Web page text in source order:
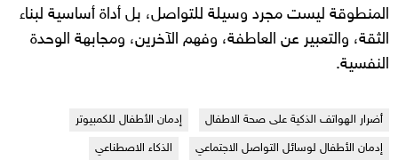
المنطوقة ليست مجرد وسيلة للتواصل، بل أداة أساسية لبناء
الثقة، والتعبير عن العاطفة، وفهم الآخرين، ومجابهة الوحدة
النفسية.
أضرار الهواتف الذكية على صحة الاطفال
إدمان الأطفال للكمبيوتر
إدمان الأطفال لوسائل التواصل الاجتماعي
الذكاء الاصطناعي